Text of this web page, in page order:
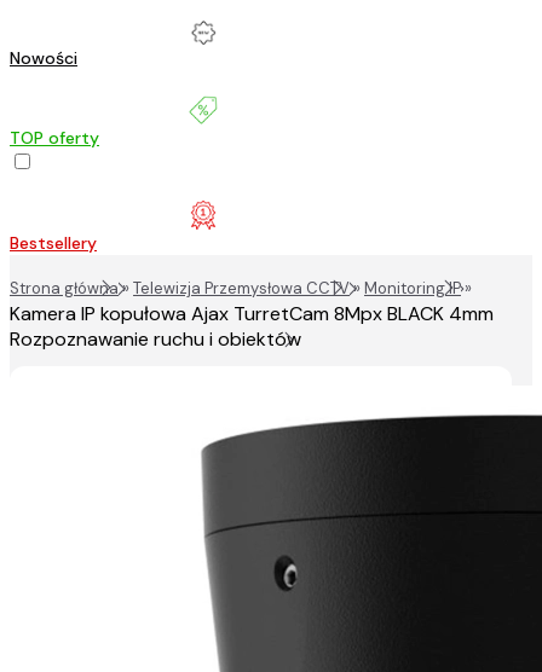
Nowości
TOP oferty
Bestsellery
Strona główna»Telewizja Przemysłowa CCTV»Monitoring IP»
Kamera IP kopułowa Ajax TurretCam 8Mpx BLACK 4mm
Rozpoznawanie ruchu i obiektów